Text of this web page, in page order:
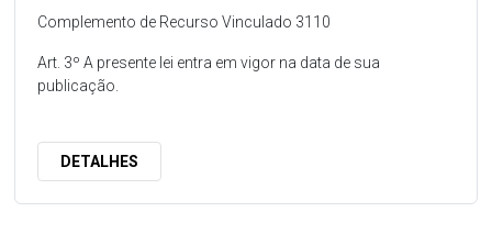
Complemento de Recurso Vinculado 3110
Art. 3º A presente lei entra em vigor na data de sua
publicação.
DETALHES